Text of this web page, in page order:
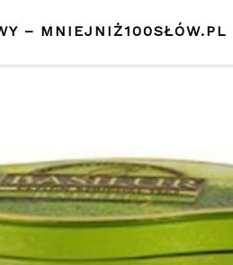
– MNIEJNIŻ100SŁÓW.PL